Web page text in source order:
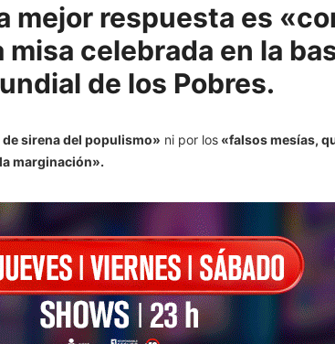
mejor respuesta es
celebrada en la
de los Pobres.
sirena del populismo» ni por los «falsos mesías,
marginación».